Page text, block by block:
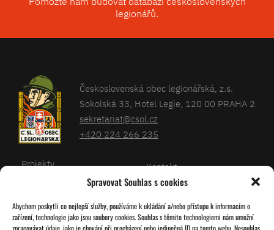
Spravovat Souhlas s cookies
Abychom poskytli co nejlepší služby, používáme k ukládání a/nebo přístupu k informacím o
zařízení, technologie jako jsou soubory cookies. Souhlas s těmito technologiemi nám umožní
zpracovávat údaje, jako je chování při procházení nebo jedinečná ID na tomto webu. Nesouhlas
legionářů.
Československá obec legionářská, z.s.
Sokolská 33, Hotel Legie, 120 00 PRAHA 2
sekretariat@csol.cz
+420 224 266 235
Projekty
Kalendář
Kontakt
Databáze legionářů
Pro členy